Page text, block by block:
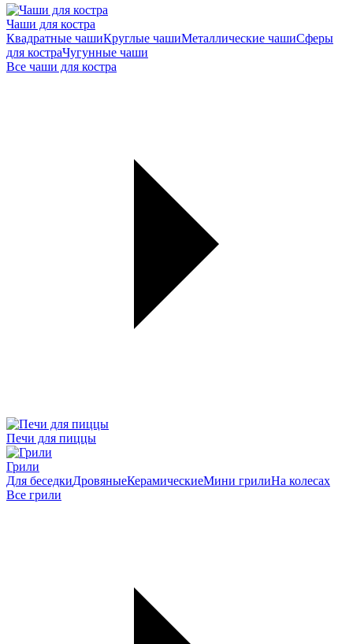
Чаши для костра
Квадратные чашиКруглые чашиМеталлические чашиСферы
для костраЧугунные чаши
Все чаши для костра
Печи для пиццы
Грили
Для беседкиДровяныеКерамическиеМини грилиНа колесах
Все грили